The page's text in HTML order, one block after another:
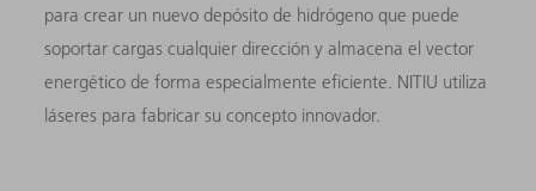
para crear un nuevo depósito de hidrógeno que puede
soportar cargas cualquier dirección y almacena el vector
energético de forma especialmente eficiente. NITIU utiliza
láseres para fabricar su concepto innovador.